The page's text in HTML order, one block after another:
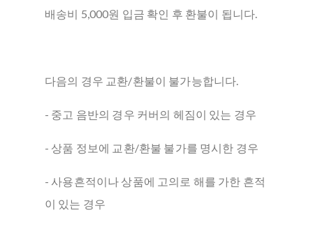
배송비 5,000원 입금 확인 후 환불이 됩니다.
다음의 경우 교환/환불이 불가능합니다.
- 중고 음반의 경우 커버의 헤짐이 있는 경우
- 상품 정보에 교환/환불 불가를 명시한 경우
- 사용흔적이나 상품에 고의로 해를 가한 흔적
이 있는 경우